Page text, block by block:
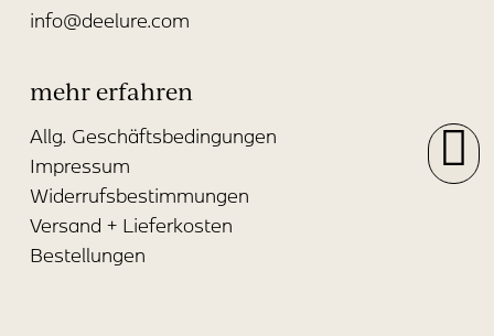
info@deelure.com
mehr erfahren
Allg. Geschäftsbedingungen
Impressum
Widerrufsbestimmungen
Versand + Lieferkosten
Bestellungen